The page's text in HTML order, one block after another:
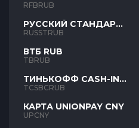
RFBRUB
РУССКИЙ СТАНДАРТ
RUB
RUSSTRUB
ВТБ RUB
TBRUB
ТИНЬКОФФ CASH-IN
RUB
TCSBCRUB
КАРТА UNIONPAY CNY
UPCNY